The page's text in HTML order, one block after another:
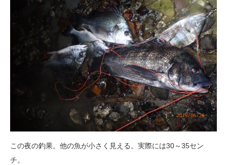
この夜の釣果。他の魚が小さく見える。実際には30～35セン
チ。